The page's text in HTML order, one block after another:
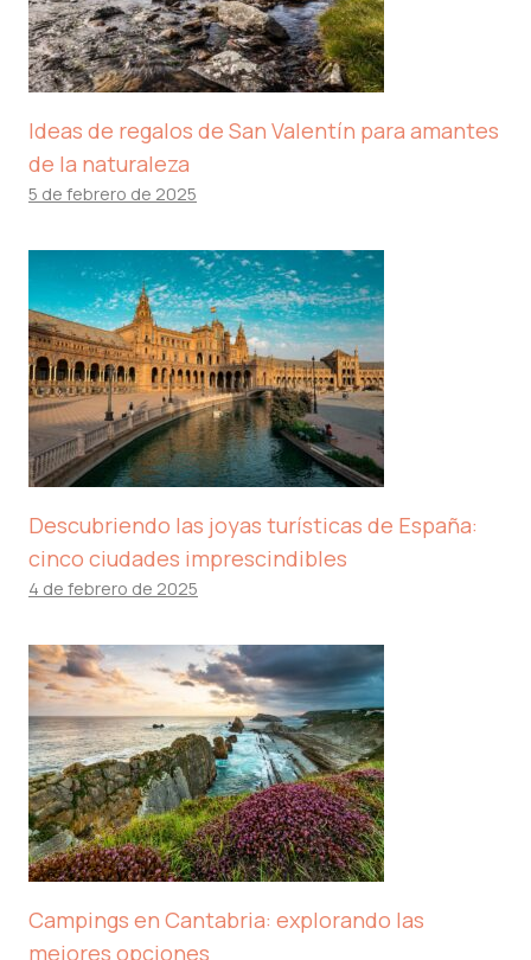
Ideas de regalos de San Valentín para amantes
de la naturaleza
5 de febrero de 2025
Descubriendo las joyas turísticas de España:
cinco ciudades imprescindibles
4 de febrero de 2025
Campings en Cantabria: explorando las
mejores opciones